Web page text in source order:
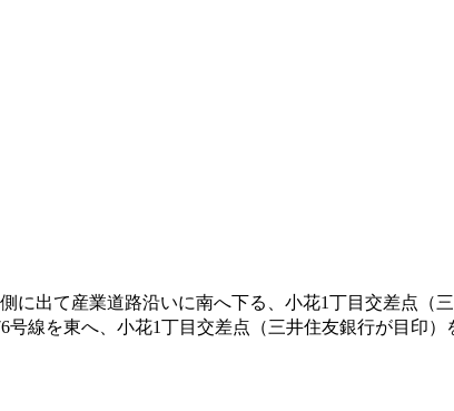
に出て産業道路沿いに南へ下る、小花1丁目交差点（
線を東へ、小花1丁目交差点（三井住友銀行が目印